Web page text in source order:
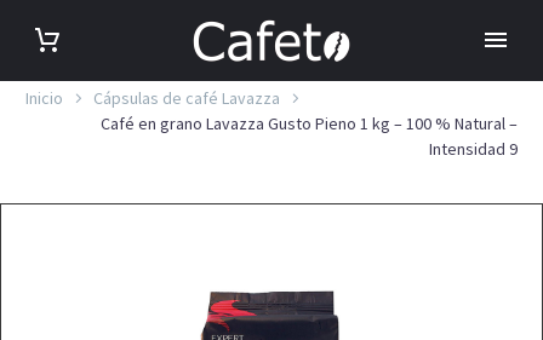
Inicio
Cápsulas de café Lavazza
Café en grano Lavazza Gusto Pieno 1 kg – 100 % Natural –
Intensidad 9